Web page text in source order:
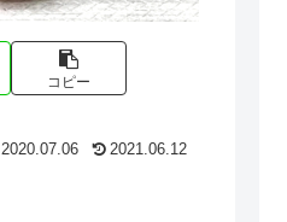
コピー
2020.07.06 2021.06.12